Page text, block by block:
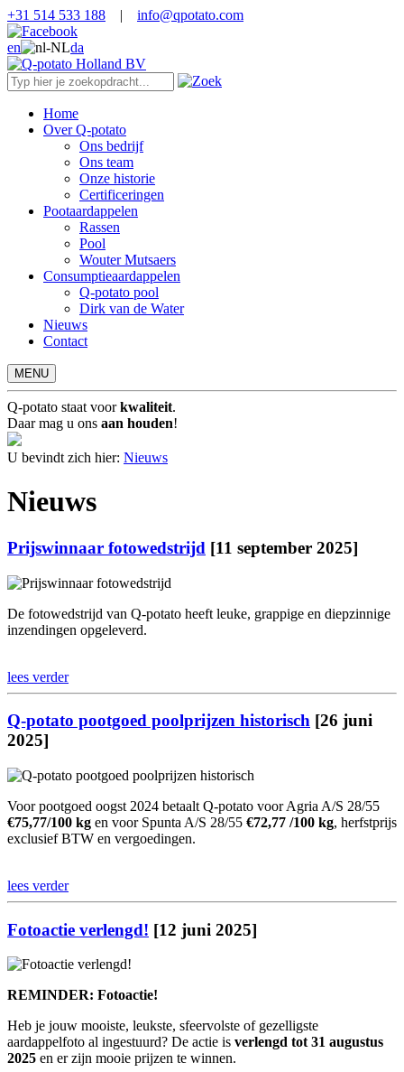
+31 514 533 188 | info@qpotato.com
en da
Home
Over Q-potato
Ons bedrijf
Ons team
Onze historie
Certificeringen
Pootaardappelen
Rassen
Pool
Wouter Mutsaers
Consumptieaardappelen
Q-potato pool
Dirk van de Water
Nieuws
Contact
MENU
Q-potato staat voorkwaliteit.
Daar mag u ons aan houden!
U bevindt zich hier: Nieuws
Nieuws
Prijswinnaar fotowedstrijd [11 september 2025]
De fotowedstrijd van Q-potato heeft leuke, grappige en diepzinnige
inzendingen opgeleverd.
lees verder
Q-potato pootgoed poolprijzen historisch [26 juni
2025]
Voor pootgoed oogst 2024 betaalt Q-potato voor Agria A/S 28/55
€75,77/100 kg en voor Spunta A/S 28/55 €72,77 /100 kg, herfstprijs
exclusief BTW en vergoedingen.
lees verder
Fotoactie verlengd! [12 juni 2025]
REMINDER: Fotoactie!
Heb je jouw mooiste, leukste, sfeervolste of gezelligste
aardappelfoto al ingestuurd? De actie is verlengd tot 31 augustus
2025 en er zijn mooie prijzen te winnen.